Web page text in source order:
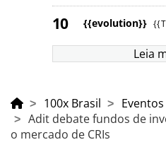
{{evolution}}
Leia
100x Brasil
Eventos
Adit debate fundos de
o mercado de CRIs